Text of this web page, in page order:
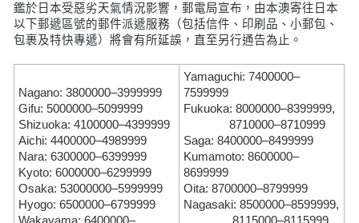
鑑於日本受惡劣天氣情況影響，郵電局宣布，由本澳寄往日本
以下郵遞區號的郵件派遞服務（包括信件、印刷品、小郵包、
包裹及特快專遞）將會有所延誤，直至另行通告為止。
Nagano: 3800000–3999999
Gifu: 5000000–5099999
Shizuoka: 4100000–4399999
Aichi: 4400000–4989999
Nara: 6300000–6399999
Kyoto: 6000000–6299999
Osaka: 53000000–5999999
Hyogo: 6500000–6799999
Wakayama: 6400000–
Yamaguchi: 7400000–
7599999
Fukuoka: 8000000–8399999,
8710000–8710999
Saga: 8400000–8499999
Kumamoto: 8600000–
8699999
Oita: 8700000–8799999
Nagasaki: 8500000–8599999,
8115000–8115999,